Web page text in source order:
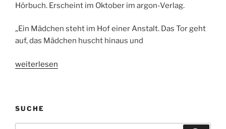
Hörbuch. Erscheint im Oktober im argon-Verlag.
„Ein Mädchen steht im Hof einer Anstalt. Das Tor geht
auf, das Mädchen huscht hinaus und
„Hörbuchtipp:
Liebe.
Ein
weiterlesen
SUCHE